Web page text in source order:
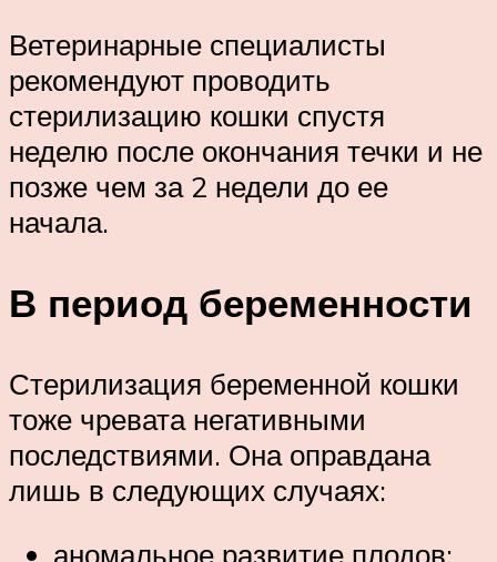
Ветеринарные специалисты
рекомендуют проводить
стерилизацию кошки спустя
неделю после окончания течки и не
позже чем за 2 недели до ее
начала.
В период беременности
Стерилизация беременной кошки
тоже чревата негативными
последствиями. Она оправдана
лишь в следующих случаях:
аномальное развитие плодов;